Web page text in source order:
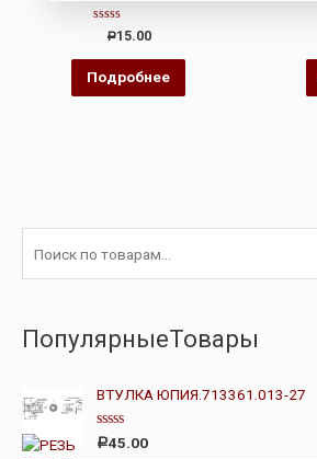
Оценка
из
5
Р15.00
Подробнее
ПопулярныеТовары
ВТУЛКА ЮПИЯ.713361.013-27
О
Р45.00